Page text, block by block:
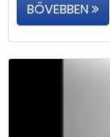
BŐVEBBEN